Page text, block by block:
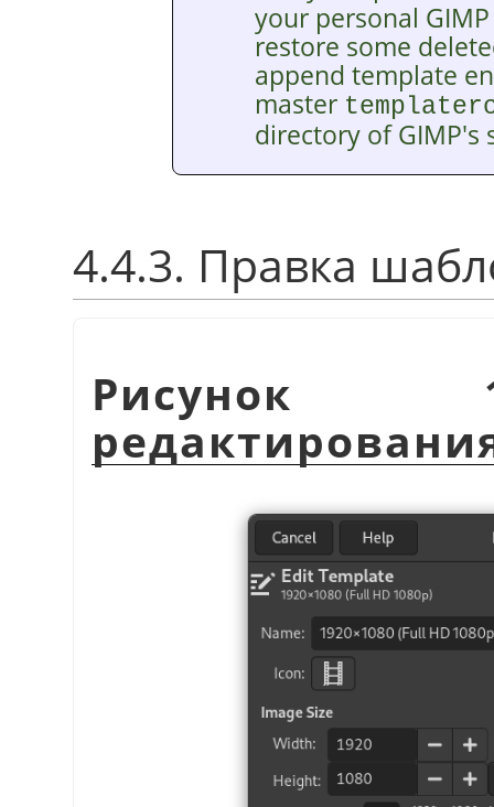
your personal GIMP
restore some
append template
master
directory ofGIMP's
4.4.3. Правка
Рисунок